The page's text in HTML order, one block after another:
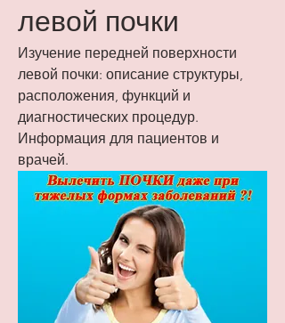
левой почки
Изучение передней поверхности
левой почки: описание структуры,
расположения, функций и
диагностических процедур.
Информация для пациентов и
врачей.